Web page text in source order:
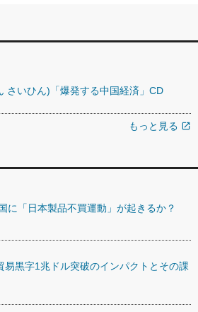
さいひん)「爆発する中国経済」CD
もっと見る open_in_new
「日本製品不買運動」が起きるか？
黒字1兆ドル突破のインパクトとその課